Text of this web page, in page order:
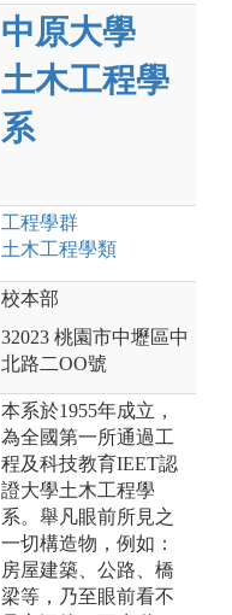
中原大學
土木工程學
系
工程學群
土木工程學類
校本部
32023 桃園市中壢區中
北路二OO號
本系於1955年成立，
為全國第一所通過工
程及科技教育IEET認
證大學土木工程學
系。舉凡眼前所見之
一切構造物，例如：
房屋建築、公路、橋
梁等，乃至眼前看不